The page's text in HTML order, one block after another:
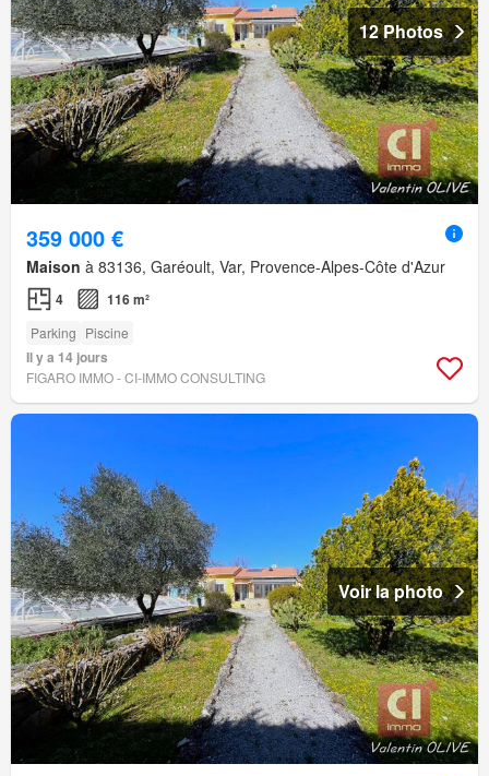
12 Photos
359 000 €
Maison à 83136, Garéoult, Var, Provence-Alpes-Côte d'Azur
4 116 m²
Parking Piscine
Il y a 14 jours
FIGARO IMMO - CI-IMMO CONSULTING
Voir la photo